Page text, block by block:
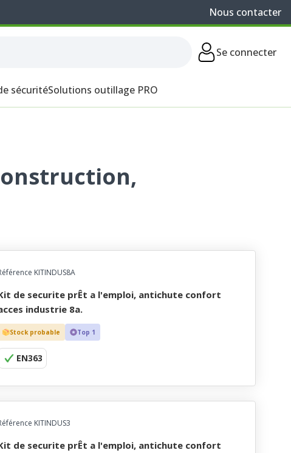
Nous contacter
Se connecter
sécuritéSolutions outillage PRO
KITINDUS8A
antichute confort
industrie 8a.
Stock probable Top 1
EN363
KITINDUS3
antichute confort